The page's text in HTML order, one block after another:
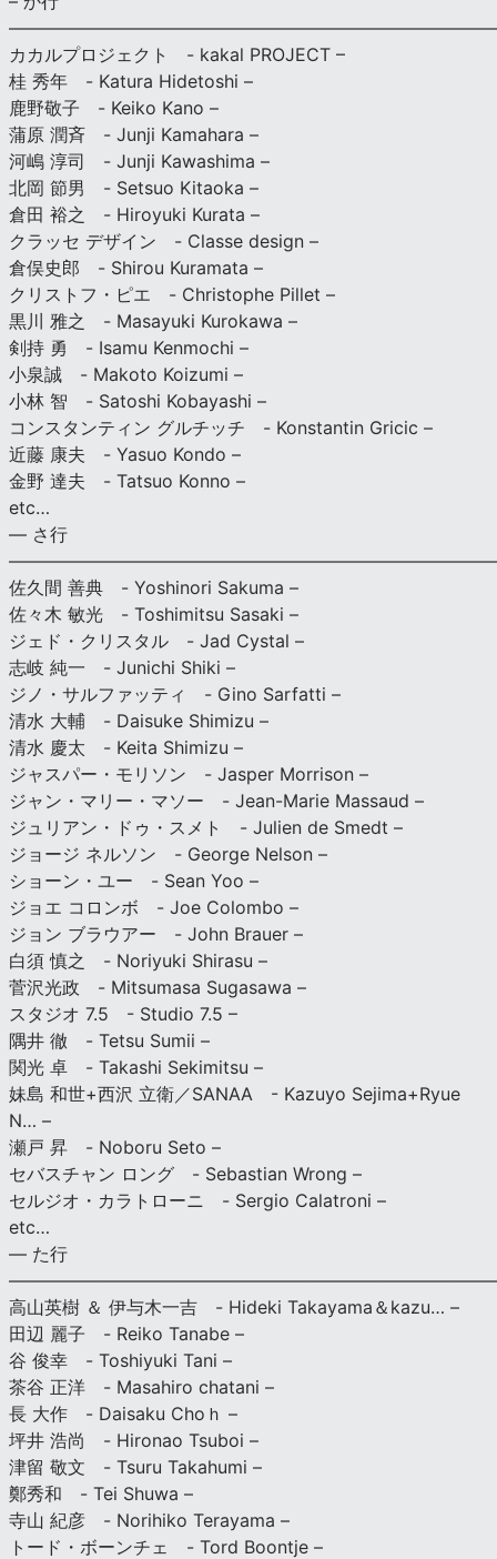
カカルプロジェクト - kakal PROJECT –
桂 秀年 - Katura Hidetoshi –
鹿野敬子 - Keiko Kano –
蒲原 潤斉 - Junji Kamahara –
河嶋 淳司 - Junji Kawashima –
北岡 節男 - Setsuo Kitaoka –
倉田 裕之 - Hiroyuki Kurata –
クラッセ デザイン - Classe design –
倉俣史郎 - Shirou Kuramata –
クリストフ・ピエ - Christophe Pillet –
黒川 雅之 - Masayuki Kurokawa –
剣持 勇 - Isamu Kenmochi –
小泉誠 - Makoto Koizumi –
小林 智 - Satoshi Kobayashi –
コンスタンティン グルチッチ - Konstantin Gricic –
近藤 康夫 - Yasuo Kondo –
金野 達夫 - Tatsuo Konno –
etc…
— さ行
佐久間 善典 - Yoshinori Sakuma –
佐々木 敏光 - Toshimitsu Sasaki –
ジェド・クリスタル - Jad Cystal –
志岐 純一 - Junichi Shiki –
ジノ・サルファッティ - Gino Sarfatti –
清水 大輔 - Daisuke Shimizu –
清水 慶太 - Keita Shimizu –
ジャスパー・モリソン - Jasper Morrison –
ジャン・マリー・マソー - Jean-Marie Massaud –
ジュリアン・ドゥ・スメト - Julien de Smedt –
ジョージ ネルソン - George Nelson –
ショーン・ユー - Sean Yoo –
ジョエ コロンボ - Joe Colombo –
ジョン ブラウアー - John Brauer –
白須 慎之 - Noriyuki Shirasu –
菅沢光政 - Mitsumasa Sugasawa –
スタジオ 7.5 - Studio 7.5 –
隅井 徹 - Tetsu Sumii –
関光 卓 - Takashi Sekimitsu –
妹島 和世+西沢 立衛／SANAA - Kazuyo Sejima+Ryue
N… –
瀬戸 昇 - Noboru Seto –
セバスチャン ロング - Sebastian Wrong –
セルジオ・カラトローニ - Sergio Calatroni –
etc…
— た行
高山英樹 ＆ 伊与木一吉 - Hideki Takayama＆kazu… –
田辺 麗子 - Reiko Tanabe –
谷 俊幸 - Toshiyuki Tani –
茶谷 正洋 - Masahiro chatani –
長 大作 - Daisaku Choｈ –
坪井 浩尚 - Hironao Tsuboi –
津留 敬文 - Tsuru Takahumi –
鄭秀和 - Tei Shuwa –
寺山 紀彦 - Norihiko Terayama –
トード・ボーンチェ - Tord Boontje –